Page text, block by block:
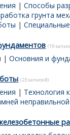
|Способы
грунта
|
(19
|Основния и
(23 записей)
| Технология